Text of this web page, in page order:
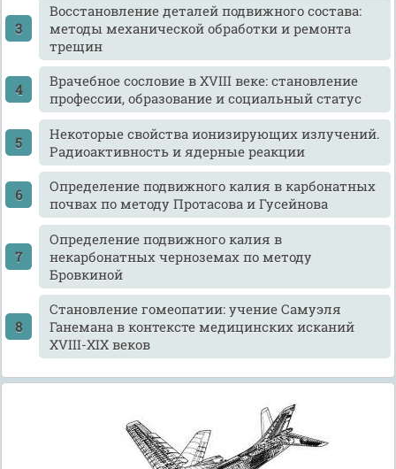
Восстановление деталей подвижного состава:
методы механической обработки и ремонта
трещин
Врачебное сословие в XVIII веке: становление
профессии, образование и социальный статус
Некоторые свойства ионизирующих излучений.
Радиоактивность и ядерные реакции
Определение подвижного калия в карбонатных
почвах по методу Протасова и Гусейнова
Определение подвижного калия в
некарбонатных черноземах по методу
Бровкиной
Становление гомеопатии: учение Самуэля
Ганемана в контексте медицинских исканий
XVIII-XIX веков